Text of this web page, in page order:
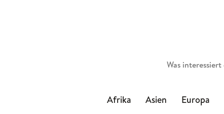
Afrika Asien Europa